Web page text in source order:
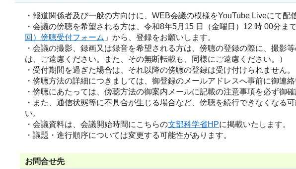
・報道関係者及び一般の方向けに、WEB会議の模様をYouTube Liveにて配
・会議の傍聴を希望される方は、令和8年5月15 日（金曜日）12 時 00分ま
回）傍聴受付フォーム 」から、登録をお願いします。
・会議の撮影、録画又は録音を希望される方は、傍聴の登録の際に、撮
は、ご遠慮ください。また、その無断転載も、同様にご遠慮ください。）
・受付期間を過ぎた場合は、それ以降の傍聴の登録は受け付けられません。
・傍聴方法の詳細につきましては、御登録のメールアドレスへ事前に御連絡
・傍聴にあたっては、傍聴方法の御案内メールに記載の注意事項を必ず御
・また、通信状態等に不具合が生じる場合など、傍聴を続行できなくな
い。
・会議資料は、会議開始時間にこちらの文部科学省HPに掲載いたします。
・議題・進行順序については変更する可能性があります。
お問合せ先